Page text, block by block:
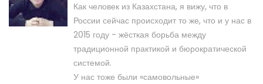
Как человек из Казахстана, я вижу, что в
России сейчас происходит то же, что и у нас в
2015 году - жёсткая борьба между
традиционной практикой и бюрократической
системой.
У нас тоже были «самовольные»